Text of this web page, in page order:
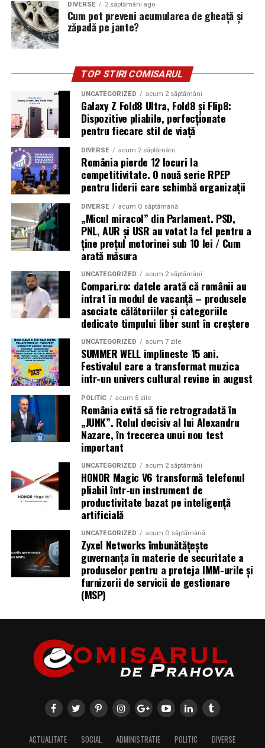
DIVERSE 2 săptămâni ago
Cum pot preveni acumularea de gheață și
zăpadă pe jante?
TOP STIRI COMISARUL
UNCATEGORIZED acum 2 săptămâni
Galaxy Z Fold8 Ultra, Fold8 și Flip8:
Dispozitive pliabile, perfecționate
pentru fiecare stil de viață
DIVERSE acum 2 săptămâni
România pierde 12 locuri la
competitivitate. O nouă serie RPEP
pentru liderii care schimbă organizații
DIVERSE acum O săptămână
„Micul miracol” din Parlament. PSD,
PNL, AUR și USR au votat la fel pentru a
ține prețul motorinei sub 10 lei / Cum
arată măsura
UNCATEGORIZED acum 2 săptămâni
Compari.ro: datele arată că românii au
intrat în modul de vacanță – produsele
asociate călătoriilor și categoriile
dedicate timpului liber sunt în creștere
UNCATEGORIZED acum 7 zile
SUMMER WELL implineste 15 ani.
Festivalul care a transformat muzica
intr-un univers cultural revine in august
POLITIC acum 5 zile
România evită să fie retrogradată în
„JUNK”. Rolul decisiv al lui Alexandru
Nazare, în trecerea unui nou test
important
UNCATEGORIZED acum 2 săptămâni
HONOR Magic V6 transformă telefonul
pliabil într-un instrument de
productivitate bazat pe inteligență
artificială
UNCATEGORIZED acum O săptămână
Zyxel Networks îmbunătățește
guvernanța în materie de securitate a
produselor pentru a proteja IMM-urile și
furnizorii de servicii de gestionare
(MSP)
ACTUALITATE SOCIAL ADMINISTRATIE POLITIC DIVERSE